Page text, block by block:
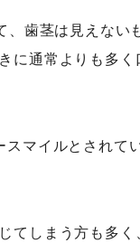
、歯茎は見えない
に通常よりも多く
スマイルとされて
てしまう方も多く